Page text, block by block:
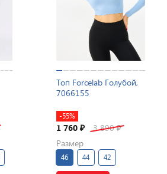
Топ Forcelab Голубой,
7066155
-55%
1 760 ₽ 3 890₽
Размер
46 44 42